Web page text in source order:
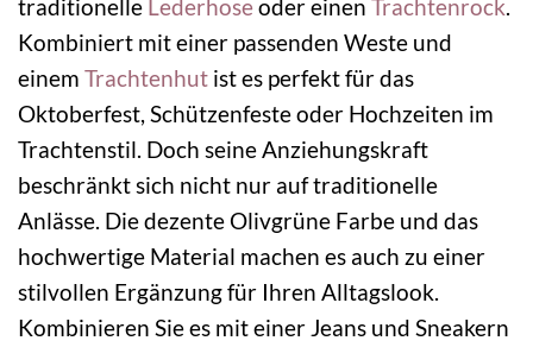
traditionelle Lederhoseoder einen Trachtenrock
Kombiniert mit einer passenden Weste und
einem Trachtenhut ist es perfekt für das
Oktoberfest, Schützenfeste oder Hochzeiten im
Trachtenstil. Doch seine Anziehungskraft
beschränkt sich nicht nur auf traditionelle
Anlässe. Die dezente Olivgrüne Farbe und das
hochwertige Material machen es auch zu einer
stilvollen Ergänzung für Ihren Alltagslook.
Kombinieren Sie es mit einer Jeans und Sneakern